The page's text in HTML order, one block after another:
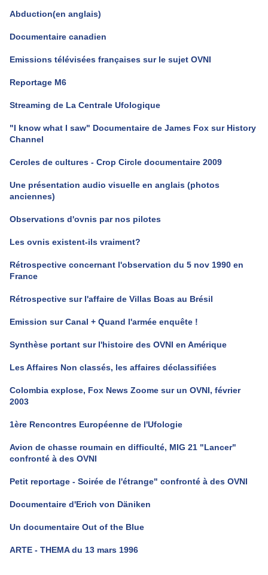
Abduction(en anglais)
Documentaire canadien
Emissions télévisées françaises sur le sujet OVNI
Reportage M6
Streaming de La Centrale Ufologique
"I know what I saw" Documentaire de James Fox sur History
Channel
Cercles de cultures - Crop Circle documentaire 2009
Une présentation audio visuelle en anglais (photos
anciennes)
Observations d'ovnis par nos pilotes
Les ovnis existent-ils vraiment?
Rétrospective concernant l'observation du 5 nov 1990 en
France
Rétrospective sur l'affaire de Villas Boas au Brésil
Emission sur Canal + Quand l'armée enquête !
Synthèse portant sur l'histoire des OVNI en Amérique
Les Affaires Non classés, les affaires déclassifiées
Colombia explose, Fox News Zoome sur un OVNI, février
2003
1ère Rencontres Européenne de l'Ufologie
Avion de chasse roumain en difficulté, MIG 21 "Lancer"
confronté à des OVNI
Petit reportage - Soirée de l'étrange" confronté à des OVNI
Documentaire d'Erich von Däniken
Un documentaire Out of the Blue
ARTE - THEMA du 13 mars 1996